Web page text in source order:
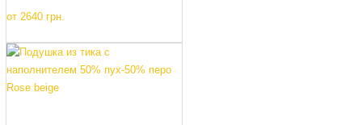
от 2640 грн.